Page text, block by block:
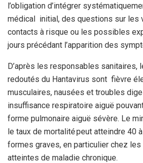
l’obligation d’intégrer
médical initial, des questions sur les
contacts à risque ou les possibles
jours précédant l’apparition des
D’après les responsables sanitaires,
redoutés du Hantavirus sont fièvre
musculaires, nausées et troubles
insuffisance respiratoire aiguë
forme pulmonaire aiguë sévère. Le
le taux de mortalité peut atteindre 40
formes graves, en particulier chez
atteintes de maladie chronique.